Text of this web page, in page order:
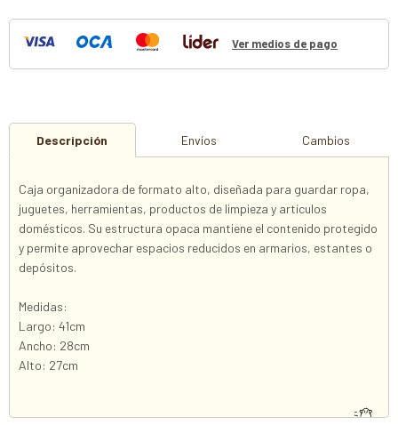
Ver medios de pago
Descripción Envíos Cambios
Caja organizadora de formato alto, diseñada para guardar ropa,
juguetes, herramientas, productos de limpieza y artículos
domésticos. Su estructura opaca mantiene el contenido protegido
y permite aprovechar espacios reducidos en armarios, estantes o
depósitos.
Medidas:
Largo: 41cm
Ancho: 28cm
Alto: 27cm